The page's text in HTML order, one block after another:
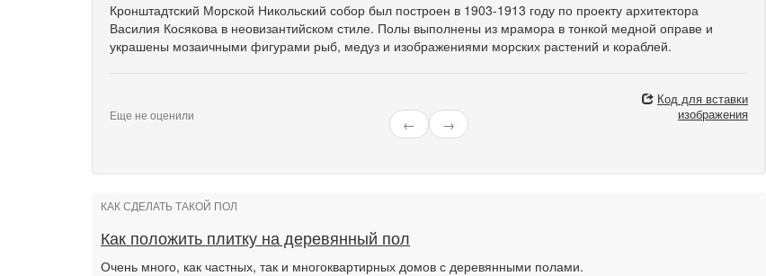
Кронштадтский Морской Никольский собор был построен в 1903-1913 году по проекту архитектора
Василия Косякова в неовизантийском стиле. Полы выполнены из мрамора в тонкой медной оправе и
украшены мозаичными фигурами рыб, медуз и изображениями морских растений и кораблей.
Еще не оценили
← →
Код для вставки
изображения
КАК СДЕЛАТЬ ТАКОЙ ПОЛ
Как положить плитку на деревянный пол
Очень много, как частных, так и многоквартирных домов с деревянными полами.